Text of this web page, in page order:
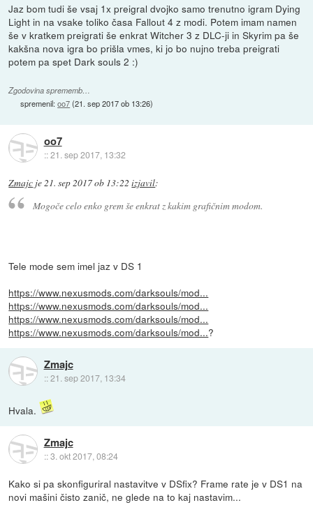
Jaz bom tudi še vsaj 1x preigral dvojko samo trenutno igram Dying
Light in na vsake toliko časa Fallout 4 z modi. Potem imam namen
še v kratkem preigrati še enkrat Witcher 3 z DLC-ji in Skyrim pa še
kakšna nova igra bo prišla vmes, ki jo bo nujno treba preigrati
potem pa spet Dark souls 2 :)
Zgodovina sprememb…
spremenil:oo7(21. sep 2017 ob 13:26)
oo7
::21. sep 2017, 13:32
Zmajc je21. sep 2017 ob 13:22 izjavil:
Mogoče celo enko grem še enkrat z kakim grafičnim modom.
Tele mode sem imel jaz v DS 1
https://www.nexusmods.com/darksouls/mod...
https://www.nexusmods.com/darksouls/mod...
https://www.nexusmods.com/darksouls/mod...
https://www.nexusmods.com/darksouls/mod...?
Zmajc
::21. sep 2017, 13:34
Hvala.
Zmajc
::3. okt 2017, 08:24
Kako si pa skonfiguriral nastavitve v DSfix? Frame rate je v DS1 na
novi mašini čisto zanič, ne glede na to kaj nastavim...